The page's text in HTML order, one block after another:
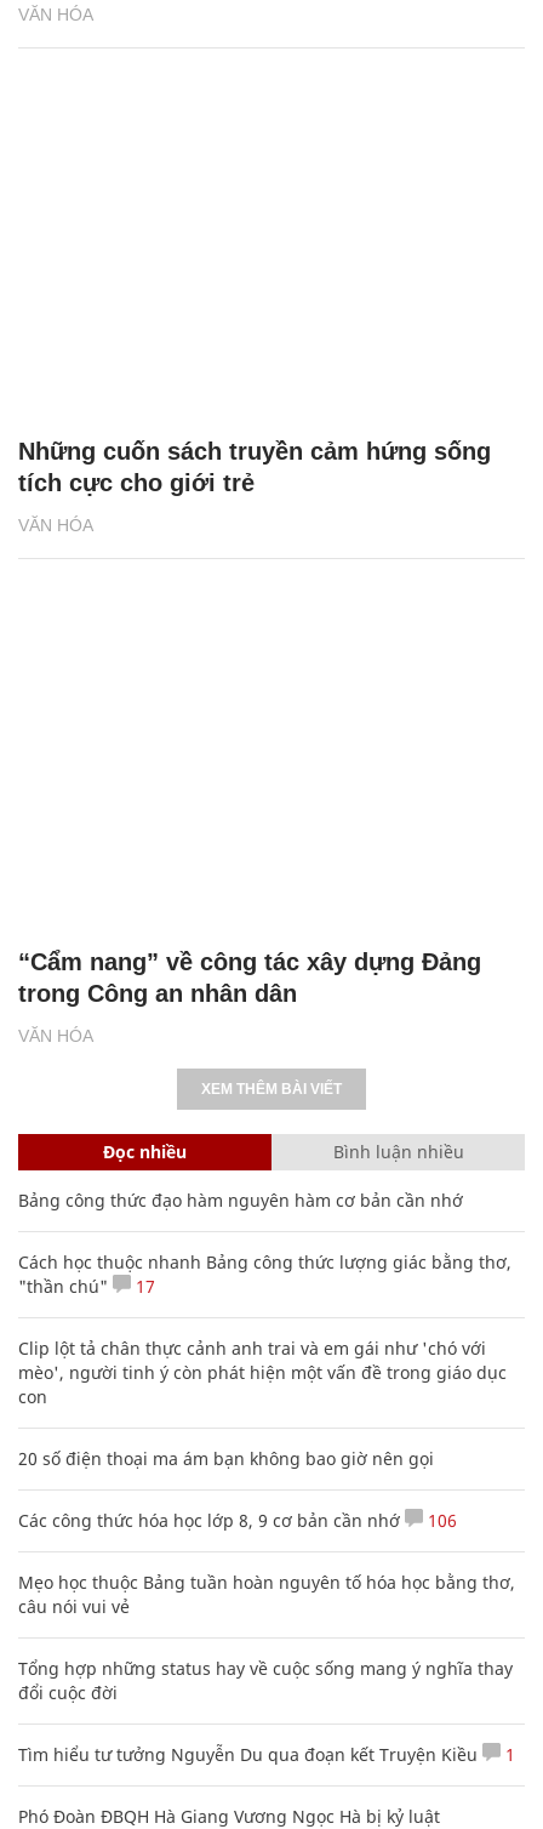
VĂN HÓA
VĂN HÓA
Những cuốn sách truyền cảm hứng sống
tích cực cho giới trẻ
VĂN HÓA
“Cẩm nang” về công tác xây dựng Đảng
trong Công an nhân dân
XEM THÊM BÀI VIẾT
Đọc nhiều Bình luận nhiều
Bảng công thức đạo hàm nguyên hàm cơ bản cần nhớ
Cách học thuộc nhanh Bảng công thức lượng giác bằng thơ,
"thần chú"
17
Clip lột tả chân thực cảnh anh trai và em gái như 'chó với
mèo', người tinh ý còn phát hiện một vấn đề trong giáo dục
con
20 số điện thoại ma ám bạn không bao giờ nên gọi
Các công thức hóa học lớp 8, 9 cơ bản cần nhớ 106
Mẹo học thuộc Bảng tuần hoàn nguyên tố hóa học bằng thơ,
câu nói vui vẻ
Tổng hợp những status hay về cuộc sống mang ý nghĩa thay
đổi cuộc đời
Tìm hiểu tư tưởng Nguyễn Du qua đoạn kết Truyện Kiều 1
Phó Đoàn ĐBQH Hà Giang Vương Ngọc Hà bị kỷ luật